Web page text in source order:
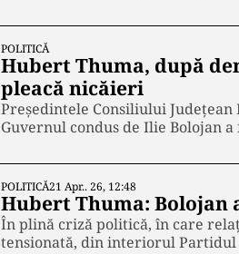
POLITICĂ
Hubert Thuma, după
pleacă nicăieri
Președintele Consiliului
Guvernul condus de Ilie Bolojan
POLITICĂ21 Apr.. 26, 12:48
Hubert Thuma: Bolojan
În plină criză politică, în care
tensionată, din interiorul